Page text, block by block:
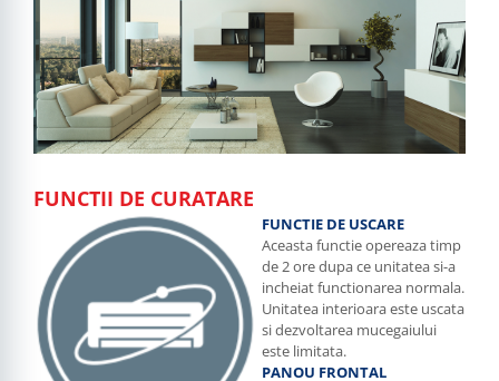
FUNCTII DE CURATARE
FUNCTIE DE USCARE
Aceasta functie opereaza timp
de 2 ore dupa ce unitatea si-a
incheiat functionarea normala.
Unitatea interioara este uscata
si dezvoltarea mucegaiului
este limitata.
PANOU FRONTAL